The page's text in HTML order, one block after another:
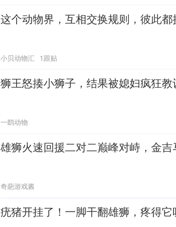
这个动物界，互相交换规则，彼此
小贝动物汇 1跟贴
狮王怒揍小狮子，结果被媳妇疯狂
一鹞动物
雄狮火速回援二对二巅峰对峙，金吉
奇葩游戏酱
疣猪开挂了！一脚干翻雄狮，疼得它